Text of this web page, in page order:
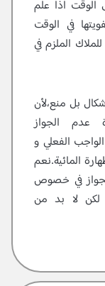
اذا علم
في الوقت
الملزم في
بل منع،لأن
عدم الجواز
الفعلي و
المائية.نعم
في خصوص
و لكن لا بد من